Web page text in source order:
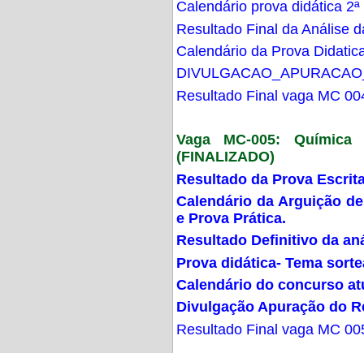
Calendário prova didática
Resultado Final da Análise
Calendário da Prova
Resultado Final vaga MC
Vaga MC-005:
(FINALIZADO)
Resultado da Prova
Calendário da Arguição
e Prova Prática.
Resultado Definitivo da
Prova didática- Tema
Calendário do concurso
Divulgação Apuração do
Resultado Final vaga MC